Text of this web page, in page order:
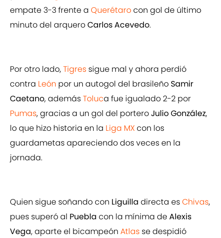
empate 3-3 frente a Querétarocon gol de último
minuto del arqueroCarlos Acevedo.
Por otro lado,Tigres sigue mal y ahora perdió
contra León por un autogol del brasileño Samir
Caetano, ademásToluca fue igualado 2-2 por
Pumas, gracias a un gol del porteroJulio González,
lo que hizo historia en la Liga MXcon los
guardametas apareciendo dos veces en la
jornada.
Quien sigue soñando con Liguilla directa esChivas,
pues superó al Puebla con la mínima deAlexis
Vega, aparte el bicampeón Atlas se despidió